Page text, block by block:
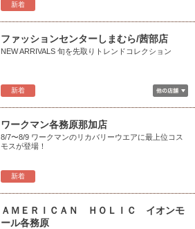
新着
新着
ファッションセンターしまむら/茜部店
NEW ARRIVALS 旬を先取りトレンドコレクション
新着
ワークマン各務原那加店
8/7〜8/9 ワークマンのリカバリーウエアに最上位コス
モスが登場！
ＡＭＥＲＩＣＡＮ ＨＯＬＩＣ イオンモ
ール各務原